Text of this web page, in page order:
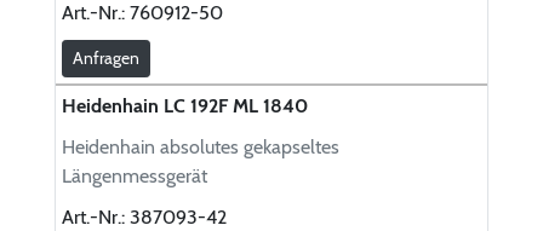
Art.-Nr.: 760912-50
Anfragen
Heidenhain LC 192F ML 1840
Heidenhain absolutes gekapseltes
Längenmessgerät
Art.-Nr.: 387093-42